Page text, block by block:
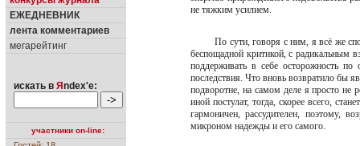
ЕЖЕДНЕВНИК
лента комментариев
мегарейтинг
искать в Я ndex'е:
участники on-line:
не тяжким усилием.
По сути, говоря с ним, я всё же
беспощадной критикой, с радикальным
поддерживать в себе осторожность
последствия. Что вновь возвратило бы
подворотне, на самом деле я просто не
иной постулат, тогда, скорее всего,
гармоничен, рассудителен, поэтому,
микроном надежды и его самого.